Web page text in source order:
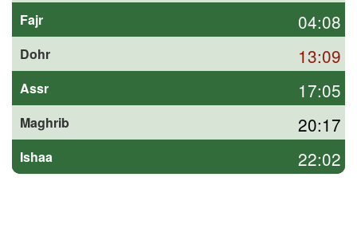
Fajr 04:08
Dohr 13:09
Assr 17:05
Maghrib 20:17
Ishaa 22:02